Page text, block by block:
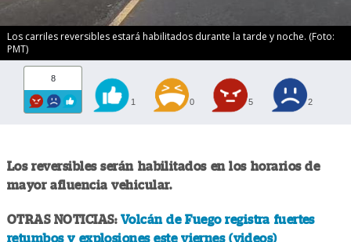
Los carriles reversibles estará habilitados durante la tarde y noche. (Foto:
PMT)
8
1 0 5 2
Los reversibles serán habilitados en los horarios de
mayor afluencia vehicular.
OTRAS NOTICIAS: Volcán de Fuego registra fuertes
retumbos y explosiones este viernes (videos)